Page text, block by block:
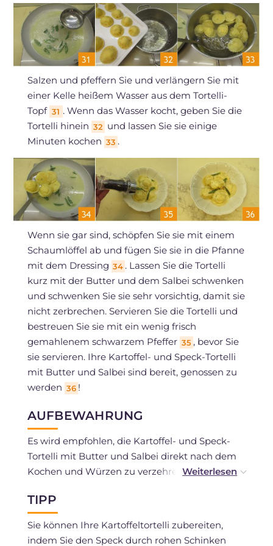
Salzen und pfeffern Sie und verlängern Sie mit
einer Kelle heißem Wasser aus dem Tortelli-
Topf 31 . Wenn das Wasser kocht, geben Sie die
Tortelli hinein 32 und lassen Sie sie einige
Minuten kochen 33 .
Wenn sie gar sind, schöpfen Sie sie mit einem
Schaumlöffel ab und fügen Sie sie in die Pfanne
mit dem Dressing 34 . Lassen Sie die Tortelli
kurz mit der Butter und dem Salbei schwenken
und schwenken Sie sie sehr vorsichtig, damit sie
nicht zerbrechen. Servieren Sie die Tortelli und
bestreuen Sie sie mit ein wenig frisch
gemahlenem schwarzem Pfeffer 35 , bevor Sie
sie servieren. Ihre Kartoffel- und Speck-Tortelli
mit Butter und Salbei sind bereit, genossen zu
werden 36 !
AUFBEWAHRUNG
Es wird empfohlen, die Kartoffel- und Speck-
Tortelli mit Butter und Salbei direkt nach dem
Kochen und Würzen zu verzehren. Sollten Sie
Tage im Kühlschrank in einem luftdichten
Behälter aufbewahren. Sie können die Tortelli
auch vorbereiten und ungekocht einfrieren:
TIPP
Sie können Ihre Kartoffeltortelli zubereiten,
indem Sie den Speck durch rohen Schinken